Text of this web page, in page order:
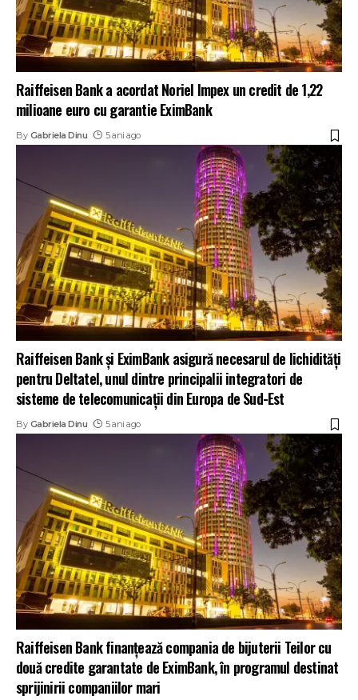
Raiffeisen Bank a acordat Noriel Impex un credit de 1,22
milioane euro cu garantie EximBank
By Gabriela Dinu 5 ani ago
Raiffeisen Bank și EximBank asigură necesarul de lichidități
pentru Deltatel, unul dintre principalii integratori de
sisteme de telecomunicații din Europa de Sud-Est
By Gabriela Dinu 5 ani ago
Raiffeisen Bank finanțează compania de bijuterii Teilor cu
două credite garantate de EximBank, în programul destinat
sprijinirii companiilor mari